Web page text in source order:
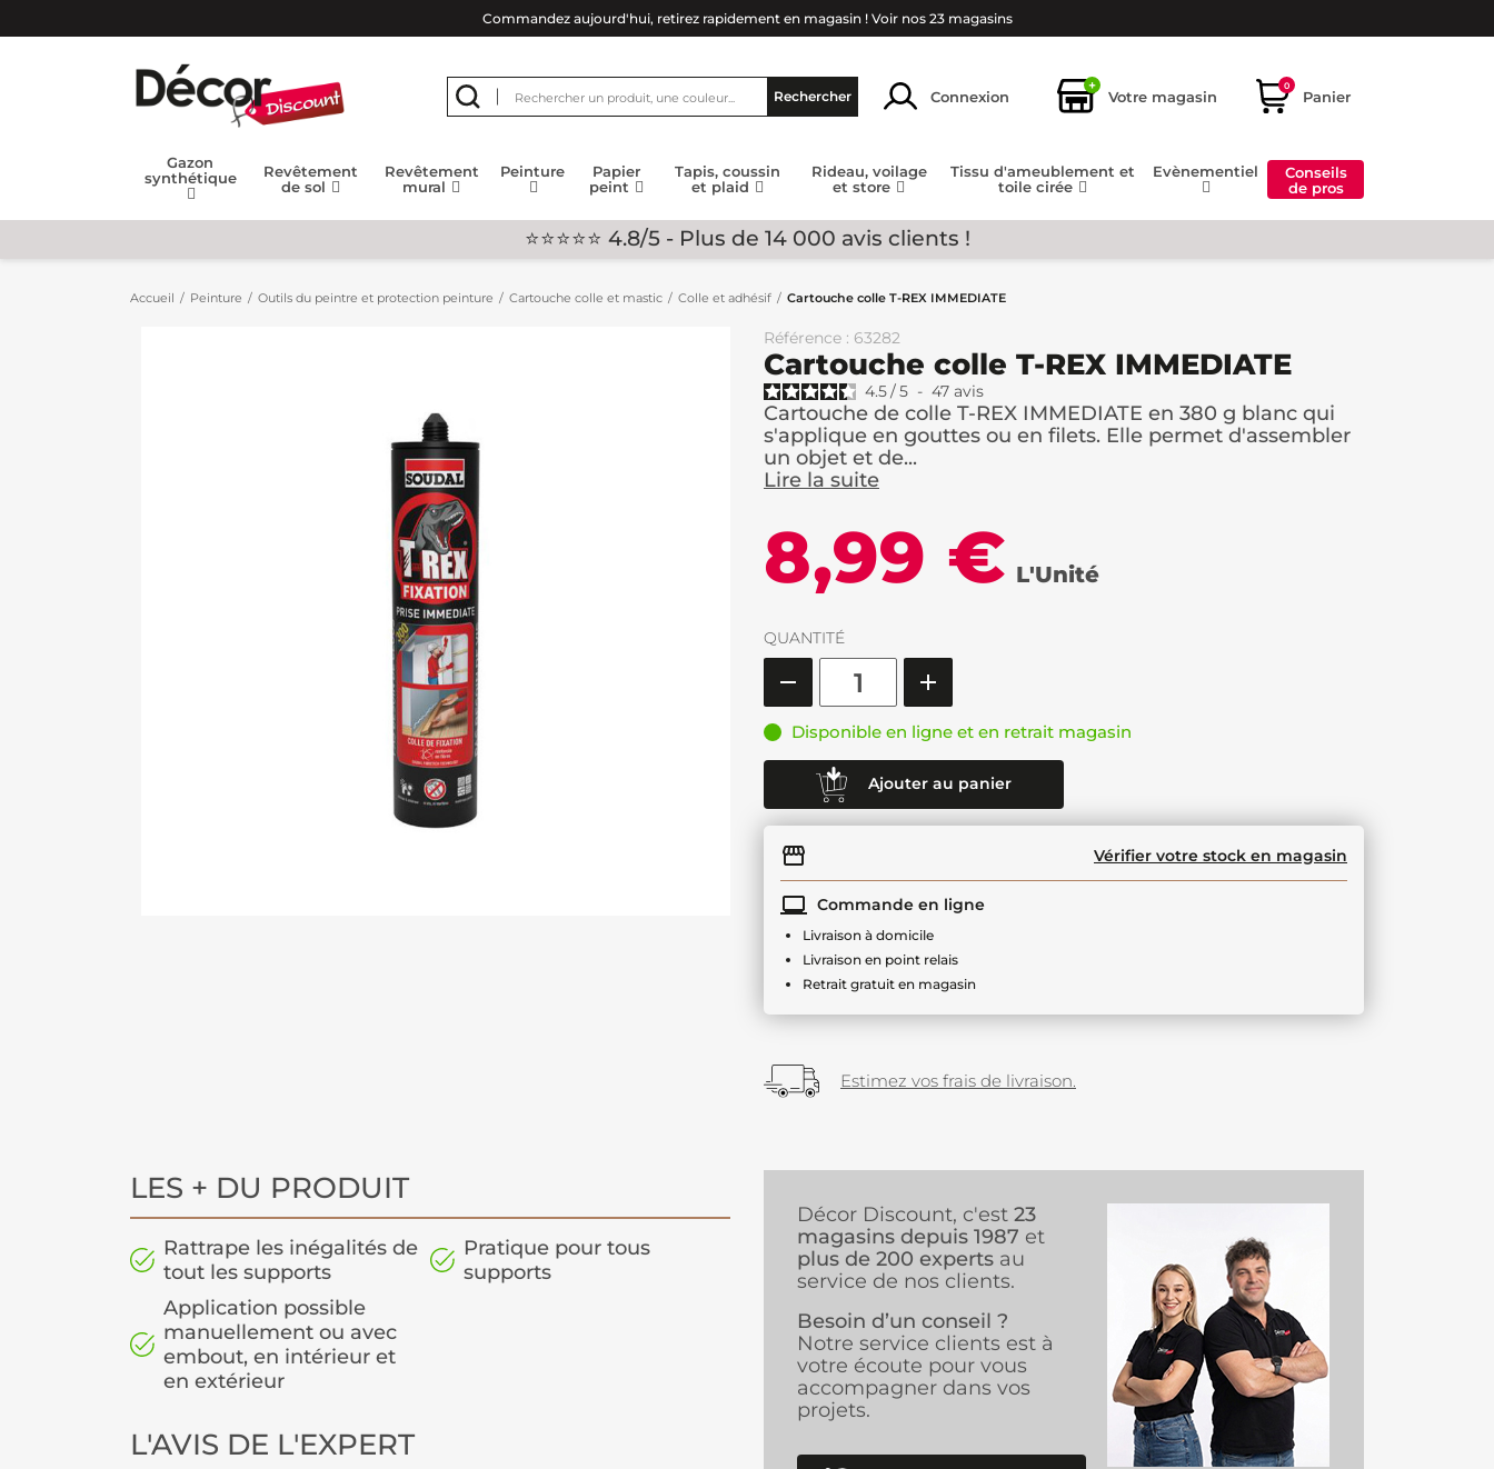
Commandez aujourd'hui, retirez rapidement en magasin ! Voir nos 23 magasins
Rechercher Connexion
+
Votre magasin
0
Panier
Gazon
synthétique
Revêtement
de sol
Revêtement
mural
Peinture
Papier
peint
Tapis, coussin
et plaid
Rideau, voilage
et store
Tissu d'ameublement et
toile cirée
Evènementiel
Conseils
de pros
⭐⭐⭐⭐⭐ 4.8/5 - Plus de 14 000 avis clients !
Accueil Peinture Outils du peintre et protection peinture Cartouche colle et mastic Colle et adhésif Cartouche colle T-REX IMMEDIATE
Référence : 63282
Cartouche colle T-REX IMMEDIATE
4.5/5 - 47 avis
Cartouche de colle T-REX IMMEDIATE en 380 g blanc qui
s'applique en gouttes ou en filets. Elle permet d'assembler
un objet et de...
Lire la suite
8,99 € L'Unité
QUANTITÉ
Disponible en ligne et en retrait magasin
Ajouter au panier
Vérifier votre stock en magasin
Commande en ligne
Livraison à domicile
Livraison en point relais
Retrait gratuit en magasin
Estimez vos frais de livraison.
LES + DU PRODUIT
Rattrape les inégalités de
tout les supports
Pratique pour tous
supports
Application possible
manuellement ou avec
embout, en intérieur et
en extérieur
L'AVIS DE L'EXPERT
Décor Discount, c'est 23
magasins depuis 1987 et
plus de 200 experts au
service de nos clients.
Besoin d’un conseil ?
Notre service clients est à
votre écoute pour vous
accompagner dans vos
projets.